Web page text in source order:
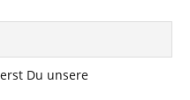
Du unsere